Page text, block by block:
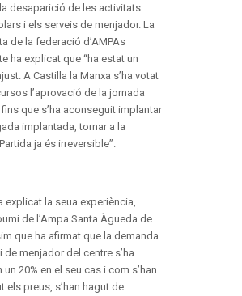
desaparició de les activitats
i els serveis de menjador. La
de la federació d’AMPAs
ha explicat que “ha estat un
A Castilla la Manxa s’ha votat
l’aprovació de la jornada
que s’ha aconseguit implantar
implantada, tornar a la
ja és irreversible”.
explicat la seua experiència,
de l’Ampa Santa Àgueda de
que ha afirmat que la demanda
de menjador del centre s’ha
un 20% en el seu cas i com s’han
els preus, s’han hagut de